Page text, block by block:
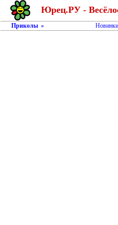
Юрец.РУ -
Приколы » Новинки